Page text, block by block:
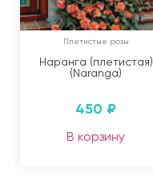
Плетистые розы
Наранга (плетистая)
(Naranga)
450 ₽
В корзину